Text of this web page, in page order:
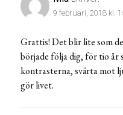
9 februari, 2018 kl.
Grattis! Det blir lite som
började följa dig, för tio år
kontrasterna, svärta mot
gör livet.